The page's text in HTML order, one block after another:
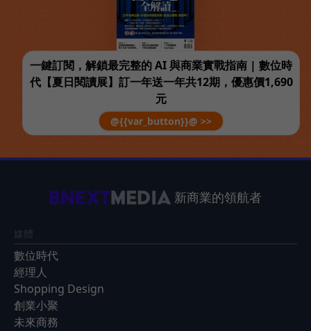
一鍵訂閱，解鎖最完整的 AI 與商業實戰指南 | 數位時
代【夏日閱讀展】訂一年送一年共12期，優惠價1,690
元
@{{var_button}}@ >>
新商業的領航者
媒體
數位時代
經理人
Shopping Design
創業小聚
未來商務